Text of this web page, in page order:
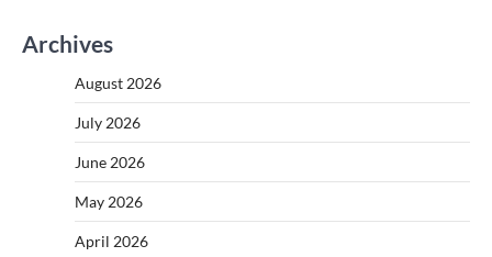
Archives
August 2026
July 2026
June 2026
May 2026
April 2026